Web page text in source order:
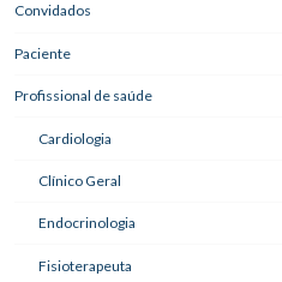
Convidados
Paciente
Profissional de saúde
Cardiologia
Clínico Geral
Endocrinologia
Fisioterapeuta